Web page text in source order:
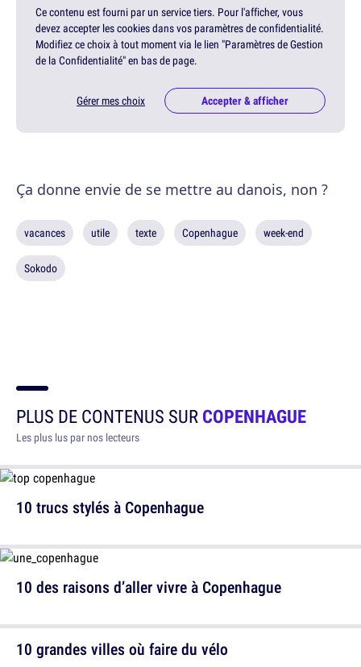
Ce contenu est fourni par un service tiers. Pour l'afficher, vous
devez accepter les cookies dans vos paramètres de confidentialité.
Modifiez ce choix à tout moment via le lien "Paramètres de Gestion
de la Confidentialité" en bas de page.
Gérer mes choix Accepter & afficher
Ça donne envie de se mettre au danois, non ?
vacances utile texte Copenhague week-end
Sokodo
PLUS DE CONTENUS SURCOPENHAGUE
Les plus lus par nos lecteurs
10 des raisons d’aller vivre à Copenhague
10 trucs stylés à Copenhague
10 grandes villes où faire du vélo